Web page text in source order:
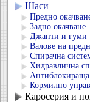
Шаси
Предно
Задно окачване
Джанти и гуми
Валове на
Спирачна
Хидравлична
Антиблокираща
Кормилно
Каросерия и